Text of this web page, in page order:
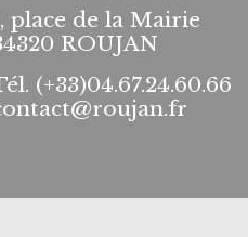
place de la Mairie
ROUJAN
(+33)04.67.24.60.66